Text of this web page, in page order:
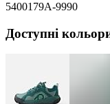
5400179A-9990
Доступні